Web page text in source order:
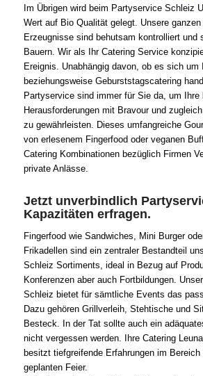
Im Übrigen wird beim Partyservice Schleiz
Wert auf Bio Qualität gelegt. Unsere
Erzeugnisse sind behutsam kontrolliert und
Bauern. Wir als Ihr Catering Service
Ereignis. Unabhängig davon, ob es sich um
beziehungsweise Geburststagscatering
Partyservice sind immer für Sie da, um Ihre
Herausforderungen mit Bravour und
zu gewährleisten. Dieses umfangreiche
von erlesenem Fingerfood oder veganen
Catering Kombinationen bezüglich Firmen
private Anlässe.
Jetzt unverbindlich
Kapazitäten erfragen.
Fingerfood wie Sandwiches, Mini Burger
Frikadellen sind ein zentraler Bestandteil
Schleiz Sortiments, ideal in Bezug auf
Konferenzen aber auch Fortbildungen.
Schleiz bietet für sämtliche Events das
Dazu gehören Grillverleih, Stehtische und
Besteck. In der Tat sollte auch ein
nicht vergessen werden. Ihre Catering
besitzt tiefgreifende Erfahrungen im
geplanten Feier.